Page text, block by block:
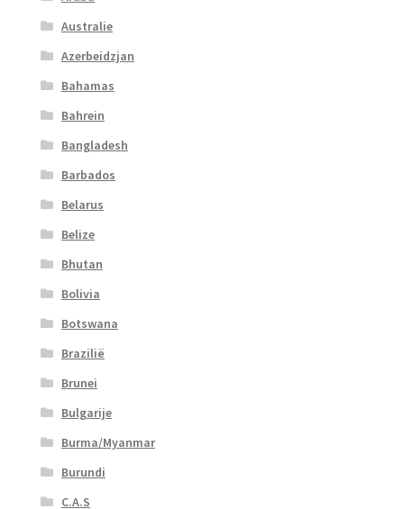
Australie
Azerbeidzjan
Bahamas
Bahrein
Bangladesh
Barbados
Belarus
Belize
Bhutan
Bolivia
Botswana
Brazilië
Brunei
Bulgarije
Burma/Myanmar
Burundi
C.A.S